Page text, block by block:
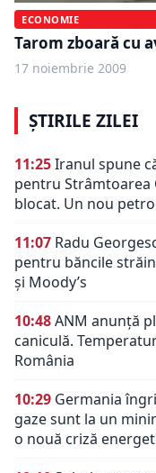
ECONOMIE
Tarom zboară cu
17 noiembrie 2009
ȘTIRILE ZILEI
11:25Iranul spune
pentru
blocat. Un nou
11:07 Radu
pentru băncile
și Moody’s
10:48ANM anunță
caniculă.
România
10:29 Germania
gaze sunt la un
o nouă criză